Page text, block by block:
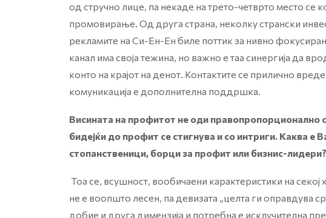
од стручно лице, па некаде на трето-четврто место се
промовирање. Од друга страна, неколку странски
рекламите на Си-Ен-Ен биле поттик за нивно
канал има своја тежина, но важно е таа синергија да
конто на крајот на денот. Контактите се прилично
комуникација е дополнителна поддршка.
Висината на профитот не оди
бидејќи до профит се стигнува и со интриги. Каква е
стопанственици, борци за профит или бизнис-лидери?
Тоа се, всушност, вообичаени карактеристики на
не е воопшто лесен, па девизата „целта ги оправдува
добие и друга димензија и потребна е исклучителна